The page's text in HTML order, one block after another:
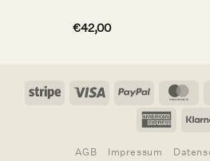
€42,00
Stripe Visa PayPal
AGB Impressum